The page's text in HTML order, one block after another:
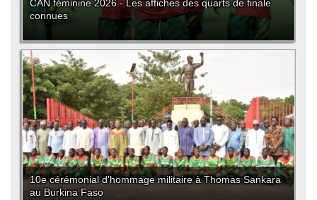
CAN féminine 2026 - Les affiches des quarts de finale
connues
10e cérémonial d'hommage militaire à Thomas Sankara
au Burkina Faso